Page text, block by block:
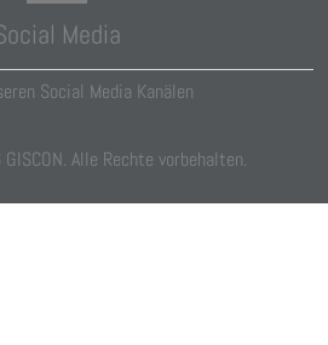
Media
Social Media Kanälen
GISCON. Alle Rechte vorbehalten.